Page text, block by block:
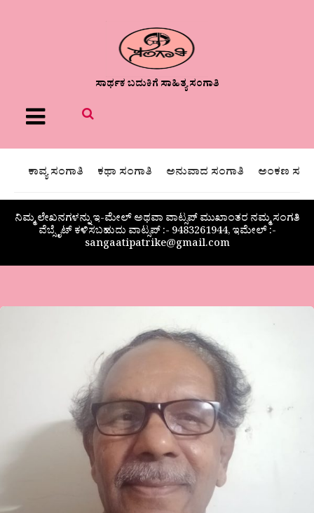
ಸಾರ್ಥಕ ಬದುಕಿಗೆ ಸಾಹಿತ್ಯ ಸಂಗಾತಿ
Menu
ಕಾವ್ಯ ಸಂಗಾತಿ ಕಥಾ ಸಂಗಾತಿ ಅನುವಾದ ಸಂಗಾತಿ ಅಂಕಣ
ನಿಮ್ಮ ಲೇಖನಗಳನ್ನು ಇ-ಮೇಲ್ ಅಥವಾ ವಾಟ್ಸಪ್ ಮುಖಾಂತರ ನಮ್ಮ ಸಂಗತಿ
ವೆಬ್ಸೈಟ್ ಕಳಿಸಬಹುದು ವಾಟ್ಸಪ್‌ :- 9483261944, ಇಮೇಲ್ :-
sangaatipatrike@gmail.com